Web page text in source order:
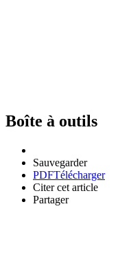
Boîte à outils
Sauvegarder
PDFTélécharger
Citer cet article
Partager